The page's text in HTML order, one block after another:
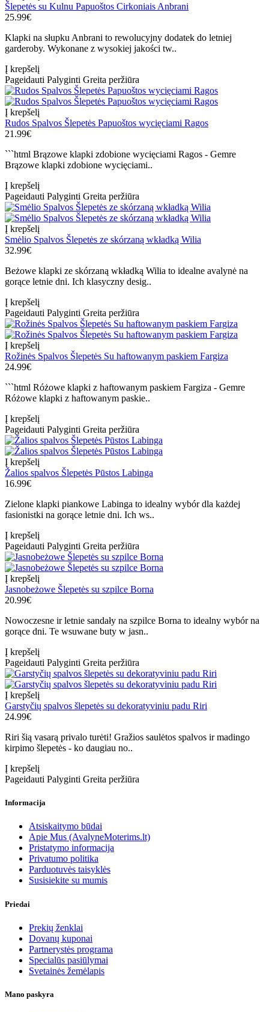
Šlepetės su Kulnu Papuoštos Cirkoniais Anbrani
25.99€
Klapki na słupku Anbrani to rewolucyjny dodatek do letniej
garderoby. Wykonane z wysokiej jakości tw..
Į krepšelį
Pageidauti Palyginti Greita peržiūra
Į krepšelį
Rudos Spalvos Šlepetės Papuoštos wycięciami Ragos
21.99€
```html Brązowe klapki zdobione wycięciami Ragos - Gemre
Brązowe klapki zdobione wycięciami..
Į krepšelį
Pageidauti Palyginti Greita peržiūra
Į krepšelį
Smėlio Spalvos Šlepetės ze skórzaną wkładką Wilia
32.99€
Beżowe klapki ze skórzaną wkładką Wilia to idealne avalynė na
gorące letnie dni. Ich klasyczny desig..
Į krepšelį
Pageidauti Palyginti Greita peržiūra
Į krepšelį
Rožinės Spalvos Šlepetės Su haftowanym paskiem Fargiza
24.99€
```html Różowe klapki z haftowanym paskiem Fargiza - Gemre
Różowe klapki z haftowanym paskie..
Į krepšelį
Pageidauti Palyginti Greita peržiūra
Į krepšelį
Žalios spalvos Šlepetės Pūstos Labinga
16.99€
Zielone klapki piankowe Labinga to idealny wybór dla każdej
fasionistki na gorące letnie dni. Ich ws..
Į krepšelį
Pageidauti Palyginti Greita peržiūra
Į krepšelį
Jasnobeżowe Šlepetės su szpilce Borna
20.99€
Nowoczesne ir letnie sandały na szpilce Borna to idealny wybór na
gorące dni. Te wsuwane buty w jasn..
Į krepšelį
Pageidauti Palyginti Greita peržiūra
Į krepšelį
Garstyčių spalvos šlepetės su dekoratyviniu padu Riri
24.99€
Riri šią vasarą privalo turėti! Gražios saulėtos spalvos ir madingo
kirpimo šlepetės - ko daugiau no..
Į krepšelį
Pageidauti Palyginti Greita peržiūra
Informacija
Atsiskaitymo būdai
Apie Mus (AvalyneMoterims.lt)
Pristatymo informacija
Privatumo politika
Parduotuvės taisyklės
Susisiekite su mumis
Priedai
Prekių ženklai
Dovanų kuponai
Partnerystės programa
Specialūs pasiūlymai
Svetainės žemėlapis
Mano paskyra